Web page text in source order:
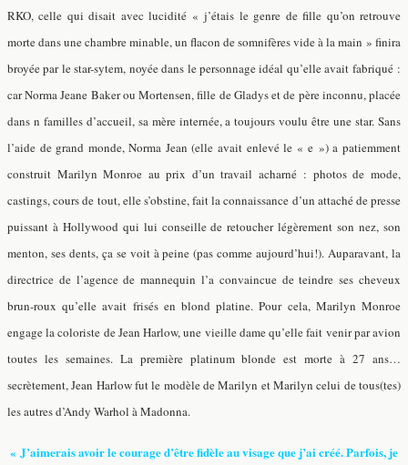
RKO, celle qui disait avec lucidité « j’étais le genre de fille qu’on retrouve
morte dans une chambre minable, un flacon de somnifères vide à la main » finira
broyée par le star-sytem, noyée dans le personnage idéal qu’elle avait fabriqué :
car Norma Jeane Baker ou Mortensen, fille de Gladys et de père inconnu, placée
dans n familles d’accueil, sa mère internée, a toujours voulu être une star. Sans
l’aide de grand monde, Norma Jean (elle avait enlevé le « e ») a patiemment
construit Marilyn Monroe au prix d’un travail acharné : photos de mode,
castings, cours de tout, elle s’obstine, fait la connaissance d’un attaché de presse
puissant à Hollywood qui lui conseille de retoucher légèrement son nez, son
menton, ses dents, ça se voit à peine (pas comme aujourd’hui!). Auparavant, la
directrice de l’agence de mannequin l’a convaincue de teindre ses cheveux
brun-roux qu’elle avait frisés en blond platine. Pour cela, Marilyn Monroe
engage la coloriste de Jean Harlow, une vieille dame qu’elle fait venir par avion
toutes les semaines. La première platinum blonde est morte à 27 ans…
secrètement, Jean Harlow fut le modèle de Marilyn et Marilyn celui de tous(tes)
les autres d’Andy Warhol à Madonna.
« J’aimerais avoir le courage d’être fidèle au visage que j’ai créé. Parfois, je